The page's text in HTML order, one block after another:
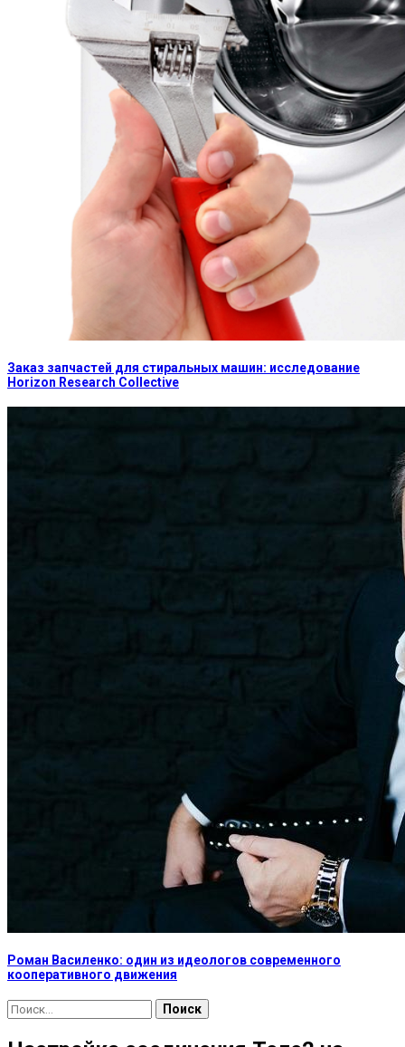
Заказ запчастей для стиральных машин: исследование
Horizon Research Collective
Роман Василенко: один из идеологов современного
кооперативного движения
Найти: